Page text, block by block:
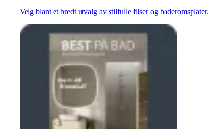
Velg blant et bredt utvalg av stilfulle fliser og baderomsplater.